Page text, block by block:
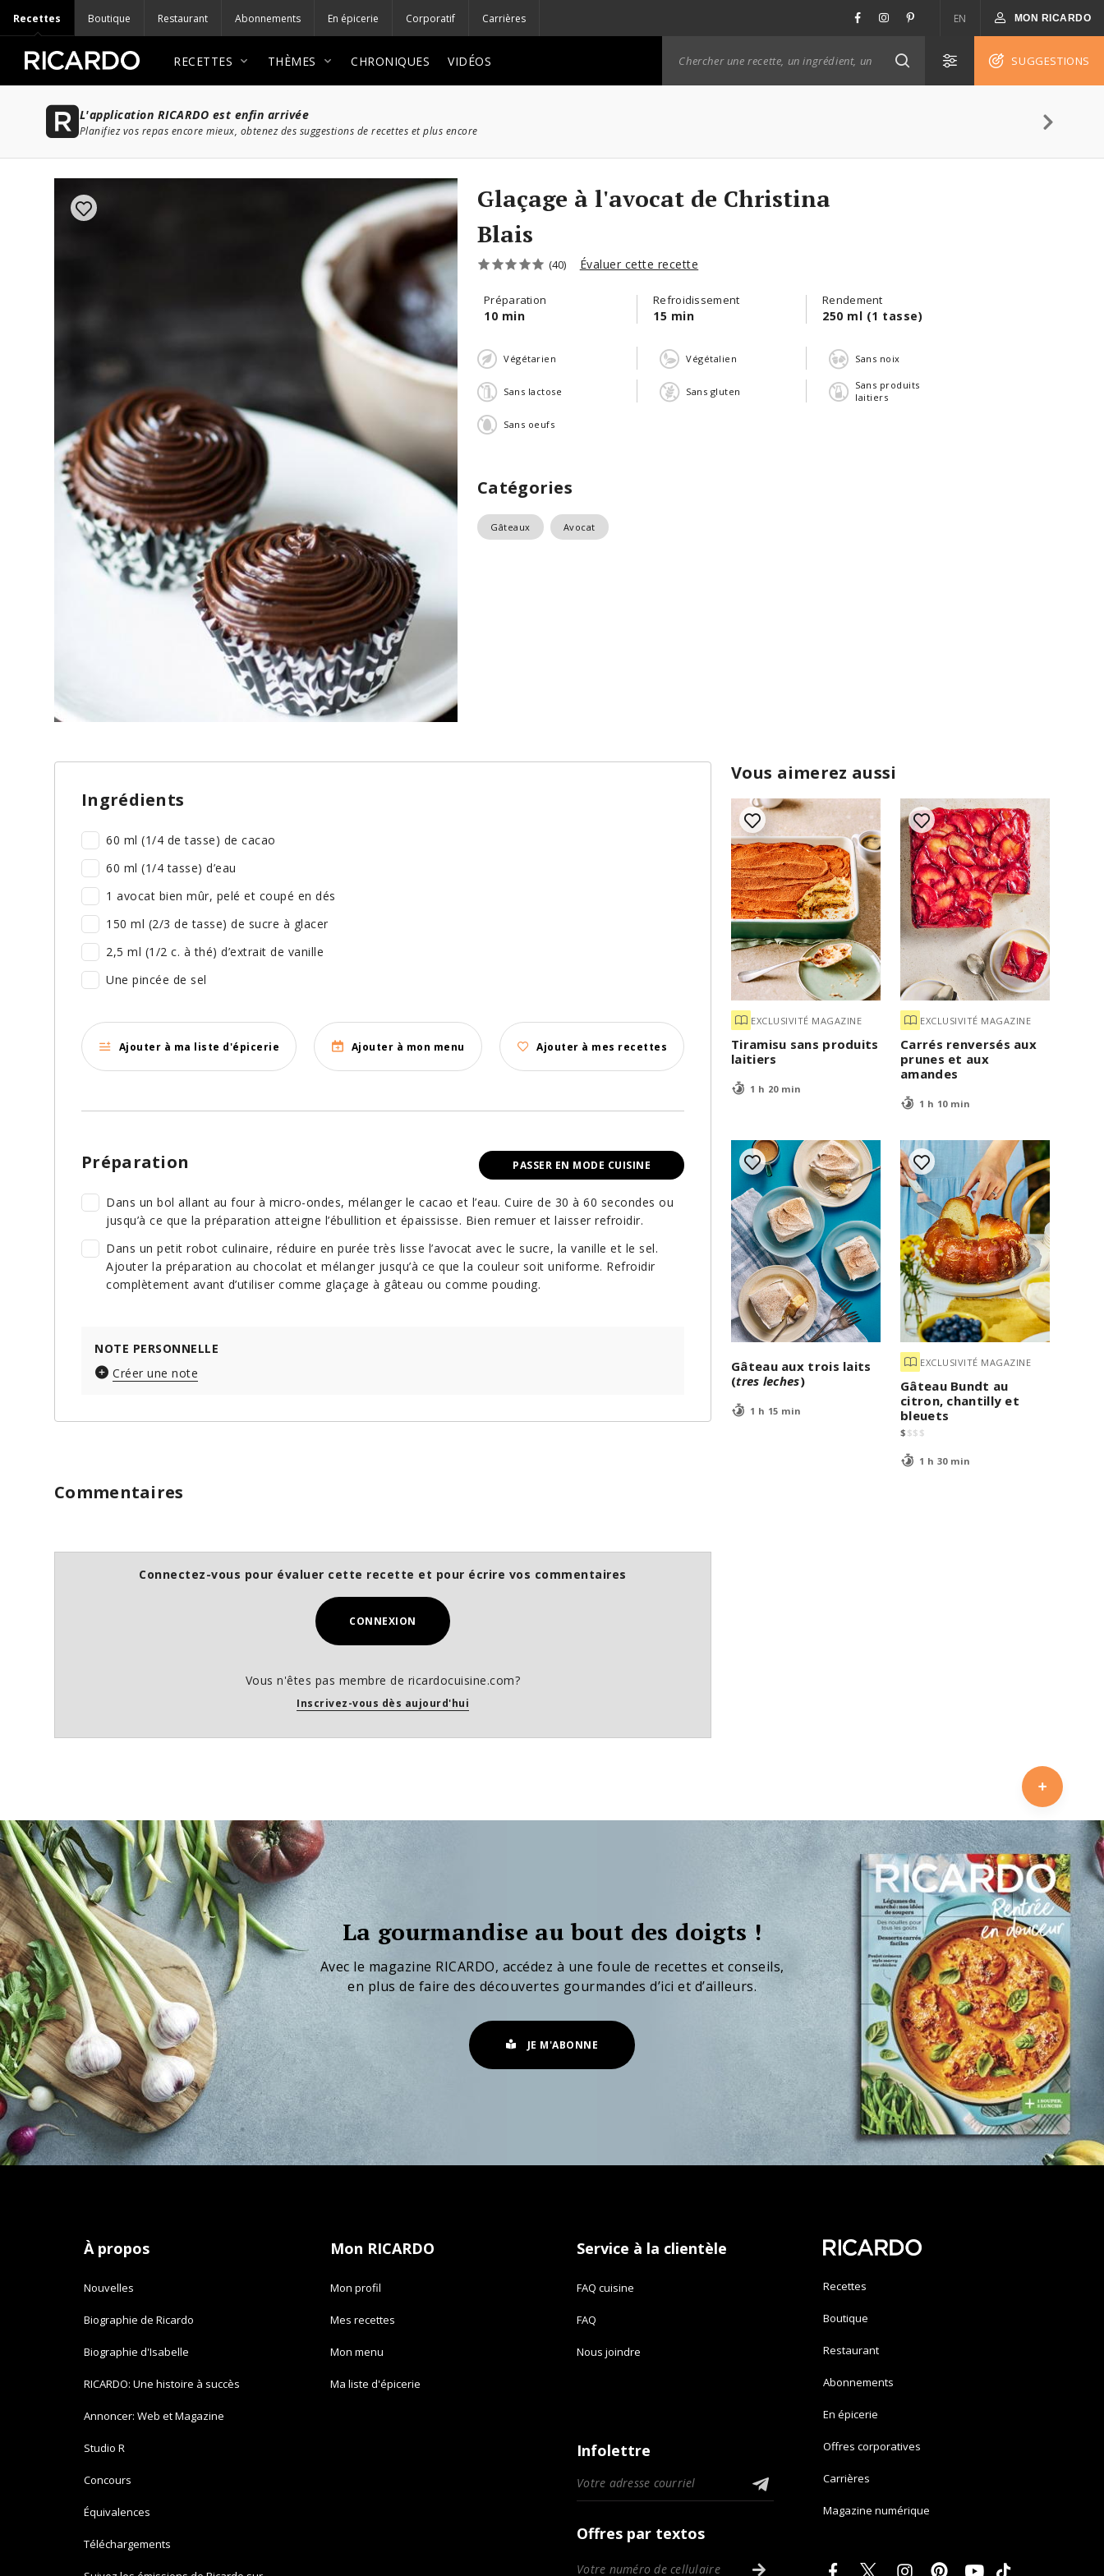
Recettes Boutique Restaurant Abonnements En épicerie Corporatif Carrières EN MON RICARDO
RECETTES THÈMES CHRONIQUES VIDÉOS SUGGESTIONS
L'application RICARDO est enfin arrivée
Planifiez vos repas encore mieux, obtenez des suggestions de recettes et plus encore
Glaçage à l'avocat de Christina
Blais
(40) Évaluer cette recette
Préparation
10 min
Refroidissement
15 min
Rendement
250 ml (1 tasse)
Végétarien Végétalien Sans noix
Sans lactose Sans gluten
Sans produits
laitiers
Sans oeufs
Catégories
Gâteaux Avocat
Vous aimerez aussi
EXCLUSIVITÉ MAGAZINE
Tiramisu sans produits
laitiers
1 h 20 min
EXCLUSIVITÉ MAGAZINE
Carrés renversés aux
prunes et aux
amandes
1 h 10 min
Gâteau aux trois laits
(tres leches)
1 h 15 min
EXCLUSIVITÉ MAGAZINE
Gâteau Bundt au
citron, chantilly et
bleuets
$ $$ $
1 h 30 min
Ingrédients
60 ml (1/4 de tasse) de cacao
60 ml (1/4 tasse) d’eau
1 avocat bien mûr, pelé et coupé en dés
150 ml (2/3 de tasse) de sucre à glacer
2,5 ml (1/2 c. à thé) d’extrait de vanille
Une pincée de sel
Ajouter à ma liste d'épicerie Ajouter à mon menu Ajouter à mes recettes
PASSER EN MODE CUISINE
Préparation
Dans un bol allant au four à micro-ondes, mélanger le cacao et l’eau. Cuire de 30 à 60 secondes ou
jusqu’à ce que la préparation atteigne l’ébullition et épaississe. Bien remuer et laisser refroidir.
Dans un petit robot culinaire, réduire en purée très lisse l’avocat avec le sucre, la vanille et le sel.
Ajouter la préparation au chocolat et mélanger jusqu’à ce que la couleur soit uniforme. Refroidir
complètement avant d’utiliser comme glaçage à gâteau ou comme pouding.
NOTE PERSONNELLE
Créer une note
Commentaires
Connectez-vous pour évaluer cette recette et pour écrire vos commentaires
CONNEXION
Vous n'êtes pas membre de ricardocuisine.com?
Inscrivez-vous dès aujourd'hui
La gourmandise au bout des doigts !
Avec le magazine RICARDO, accédez à une foule de recettes et conseils,
en plus de faire des découvertes gourmandes d’ici et d’ailleurs.
JE M'ABONNE
À propos
Nouvelles
Biographie de Ricardo
Biographie d'Isabelle
RICARDO: Une histoire à succès
Annoncer: Web et Magazine
Studio R
Concours
Équivalences
Téléchargements
Mon RICARDO
Mon profil
Mes recettes
Mon menu
Ma liste d'épicerie
Service à la clientèle
FAQ cuisine
FAQ
Nous joindre
Infolettre
Offres par textos
Recettes
Boutique
Restaurant
Abonnements
En épicerie
Offres corporatives
Carrières
Magazine numérique